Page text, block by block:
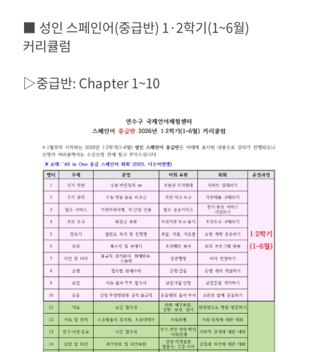
■ 성인 스페인어(중급반) 1·2학기(1~6월)
커리큘럼
▷중급반: Chapter 1~10